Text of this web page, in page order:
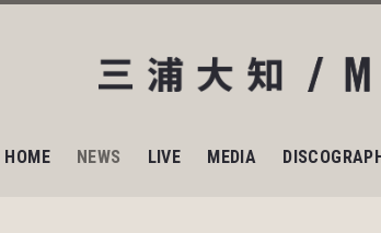
HOME NEWS LIVE MEDIA